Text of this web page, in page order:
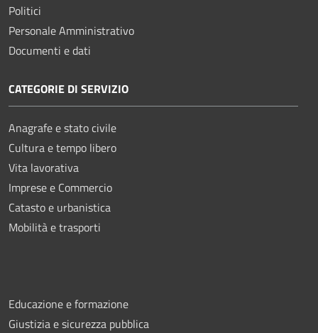
Politici
Personale Amministrativo
Documenti e dati
CATEGORIE DI SERVIZIO
Anagrafe e stato civile
Cultura e tempo libero
Vita lavorativa
Imprese e Commercio
Catasto e urbanistica
Mobilità e trasporti
Educazione e formazione
Giustizia e sicurezza pubblica